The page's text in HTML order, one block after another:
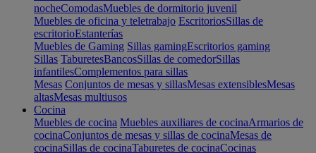
nocheComodasMuebles de dormitorio juvenil
Muebles de oficina y teletrabajo EscritoriosSillas de
escritorioEstanterías
Muebles de Gaming Sillas gamingEscritorios gaming
Sillas TaburetesBancosSillas de comedorSillas
infantilesComplementos para sillas
Mesas Conjuntos de mesas y sillasMesas extensiblesMesas
altasMesas multiusos
Cocina
Muebles de cocina Muebles auxiliares de cocinaArmarios de
cocinaConjuntos de mesas y sillas de cocinaMesas de
cocinaSillas de cocinaTaburetes de cocinaCocinas